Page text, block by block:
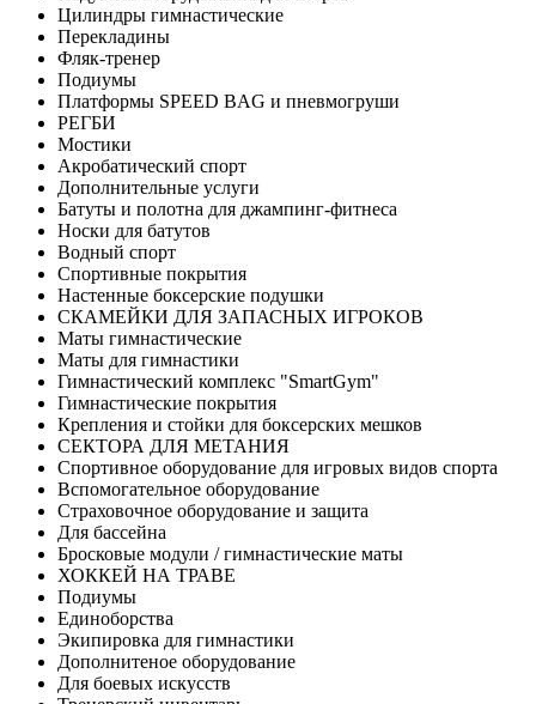
Цилиндры гимнастические
Перекладины
Фляк-тренер
Подиумы
Платформы SPEED BAG и пневмогруши
РЕГБИ
Мостики
Акробатический спорт
Дополнительные услуги
Батуты и полотна для джампинг-фитнеса
Носки для батутов
Водный спорт
Спортивные покрытия
Настенные боксерские подушки
СКАМЕЙКИ ДЛЯ ЗАПАСНЫХ ИГРОКОВ
Маты гимнастические
Маты для гимнастики
Гимнастический комплекс "SmartGym"
Гимнастические покрытия
Крепления и стойки для боксерских мешков
СЕКТОРА ДЛЯ МЕТАНИЯ
Спортивное оборудование для игровых видов спорта
Вспомогательное оборудование
Страховочное оборудование и защита
Для бассейна
Бросковые модули / гимнастические маты
ХОККЕЙ НА ТРАВЕ
Подиумы
Единоборства
Экипировка для гимнастики
Дополнитеное оборудование
Для боевых искусств